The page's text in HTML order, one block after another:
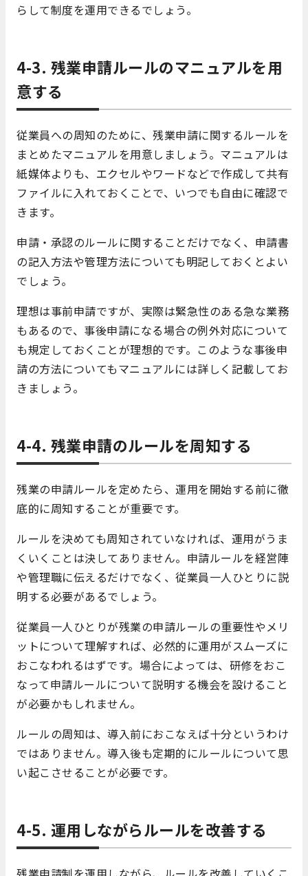
らして制度を運用できるでしょう。
4-3. 残業申請ルールのマニュアルを用
意する
従業員への周知のために、残業申請に関するルールを
まとめたマニュアルを用意しましょう。マニュアルは
紙媒体よりも、エクセルやワードなどで作成して共有
ファイルに入れておくことで、いつでも自由に確認で
きます。
申請・承認のルールに関することだけでなく、申請書
の記入方法や管理方法についても明記しておくとよい
でしょう。
理想は事前申請ですが、実際は緊急性のある急な業務
もあるので、事後申請になる場合の例外対応について
も規定しておくことが理想的です。このような事後申
請の方法についてもマニュアルには詳しく記載してお
きましょう。
4-4. 残業申請のルールを周知する
残業の申請ルールを定めたら、運用を開始する前に徹
底的に周知することが重要です。
ルールを決めても周知されていなければ、運用がうま
くいくことは決してありません。申請ルールを経営陣
や管理職に伝えるだけでなく、従業員一人ひとりに説
明する必要があるでしょう。
従業員一人ひとりが残業の申請ルールの重要性やメリ
ットについて理解すれば、必然的に運用がスムーズに
おこなわれるはずです。場合によっては、研修をおこ
なって申請ルールについて説明する機会を設けること
が必要かもしれません。
ルールの周知は、導入前におこなえば十分というわけ
ではありません。導入後も定期的にルールについて思
い起こさせることが必要です。
4-5. 運用しながらルールを改善する